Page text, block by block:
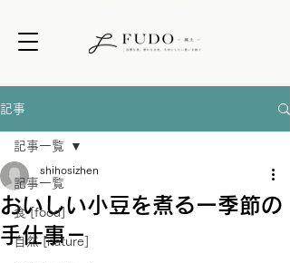
記事
記事一覧
食 [food]
自然 [nature]
記事一覧
おいしい小豆を煮るー季節の
手仕事－
shihosizhen